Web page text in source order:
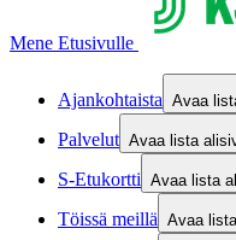
Mene Etusivulle
Ajankohtaista Avaa
Palvelut Avaa lista
S-Etukortti Avaa lista
Töissä meillä Avaa